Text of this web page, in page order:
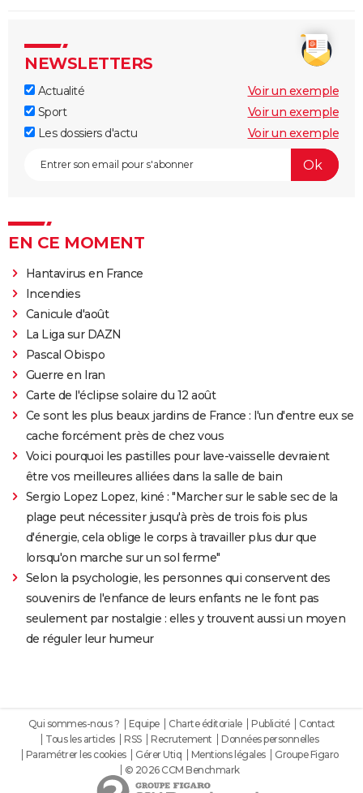
NEWSLETTERS
Actualité
Voir un exemple
Sport
Voir un exemple
Les dossiers d'actu
Voir un exemple
EN CE MOMENT
Hantavirus en France
Incendies
Canicule d'août
La Liga sur DAZN
Pascal Obispo
Guerre en Iran
Carte de l'éclipse solaire du 12 août
Ce sont les plus beaux jardins de France : l'un d'entre eux se
cache forcément près de chez vous
Voici pourquoi les pastilles pour lave-vaisselle devraient
être vos meilleures alliées dans la salle de bain
Sergio Lopez Lopez, kiné : "Marcher sur le sable sec de la
plage peut nécessiter jusqu'à près de trois fois plus
d'énergie, cela oblige le corps à travailler plus dur que
lorsqu'on marche sur un sol ferme"
Selon la psychologie, les personnes qui conservent des
souvenirs de l'enfance de leurs enfants ne le font pas
seulement par nostalgie : elles y trouvent aussi un moyen
de réguler leur humeur
Qui sommes-nous ? Equipe Charte éditoriale Publicité
Contact
Tous les articles
RSS Recrutement
Données personnelles
Paramétrer les cookies
Gérer Utiq Mentions légales
Groupe Figaro
© 2026 CCM Benchmark